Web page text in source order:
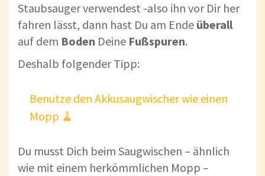
Staubsauger verwendest -also ihn vor Dir her
fahren lässt, dann hast Du am Ende überall
auf dem Boden Deine Fußspuren.
Deshalb folgender Tipp:
Benutze den Akkusaugwischer wie einen
Mopp 🧹
Du musst Dich beim Saugwischen – ähnlich
wie mit einem herkömmlichen Mopp –